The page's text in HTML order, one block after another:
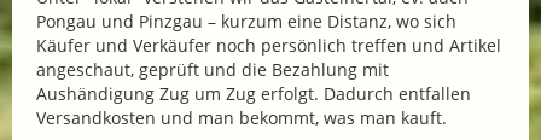
Pongau und Pinzgau – kurzum eine Distanz, wo sich
Käufer und Verkäufer noch persönlich treffen und Artikel
angeschaut, geprüft und die Bezahlung mit
Aushändigung Zug um Zug erfolgt. Dadurch entfallen
Versandkosten und man bekommt, was man kauft.